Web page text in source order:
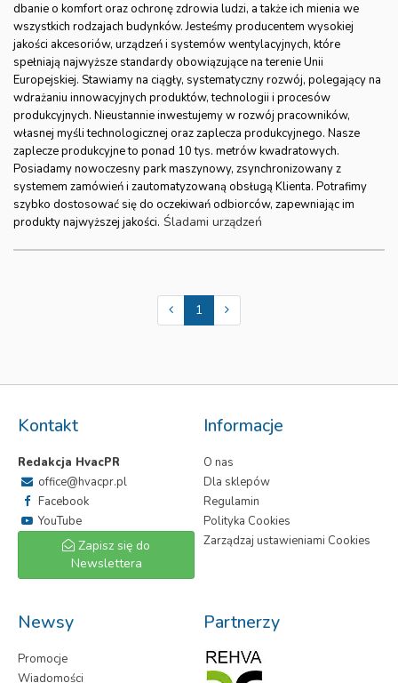
dbanie o komfort oraz ochronę zdrowia ludzi, a także ich mienia we
wszystkich rodzajach budynków. Jesteśmy producentem wysokiej
jakości akcesoriów, urządzeń i systemów wentylacyjnych, które
spełniają najwyższe standardy obowiązujące na terenie Unii
Europejskiej. Stawiamy na ciągły, systematyczny rozwój, polegający na
wdrażaniu innowacyjnych produktów, technologii i procesów
produkcyjnych. Nieustannie inwestujemy w rozwój pracowników,
własnej myśli technologicznej oraz zaplecza produkcyjnego. Nasze
zaplecze produkcyjne to ponad 10 tys. metrów kwadratowych.
Posiadamy nowoczesny park maszynowy, zsynchronizowany z
systemem zamówień i zautomatyzowaną obsługą Klienta. Potrafimy
szybko dostosować się do oczekiwań odbiorców, zapewniając im
produkty najwyższej jakości. Śladami urządzeń
1
Kontakt
Redakcja HvacPR
office@hvacpr.pl
Facebook
YouTube
Zapisz się do
Newslettera
Informacje
O nas
Dla sklepów
Regulamin
Polityka Cookies
Zarządzaj ustawieniami Cookies
Newsy
Promocje
Wiadomości
Partnerzy